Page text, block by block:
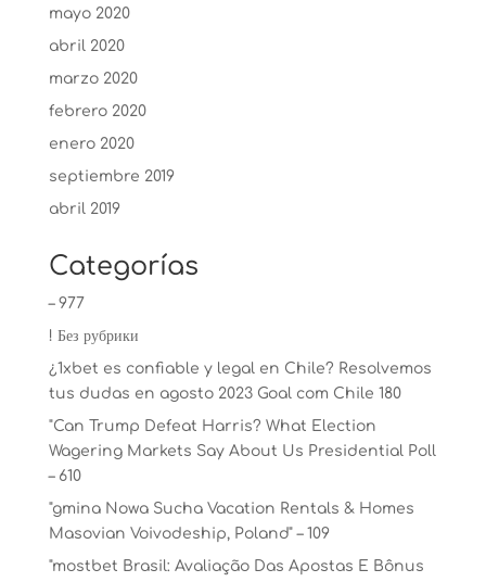
mayo 2020
abril 2020
marzo 2020
febrero 2020
enero 2020
septiembre 2019
abril 2019
Categorías
– 977
! Без рубрики
¿1xbet es confiable y legal en Chile? Resolvemos
tus dudas en agosto 2023 Goal com Chile 180
"Can Trump Defeat Harris? What Election
Wagering Markets Say About Us Presidential Poll
– 610
"gmina Nowa Sucha Vacation Rentals & Homes
Masovian Voivodeship, Poland" – 109
"mostbet Brasil: Avaliação Das Apostas E Bônus